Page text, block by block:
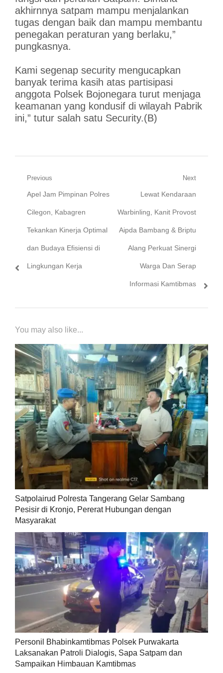
akhirnnya satpam mampu menjalankan
tugas dengan baik dan mampu membantu
penegakan peraturan yang berlaku,”
pungkasnya.
Kami segenap security mengucapkan
banyak terima kasih atas partisipasi
anggota Polsek Bojonegara turut menjaga
keamanan yang kondusif di wilayah Pabrik
ini,” tutur salah satu Security.(B)
Navigasi
pos
Previous
Previous
post:
Apel Jam Pimpinan Polres
Cilegon, Kabagren
Tekankan Kinerja Optimal
dan Budaya Efisiensi di
Lingkungan Kerja
Next
Next
post:
Lewat Kendaraan
Warbinling, Kanit Provost
Aipda Bambang & Briptu
Alang Perkuat Sinergi
Warga Dan Serap
Informasi Kamtibmas
You may also like...
Satpolairud Polresta Tangerang Gelar Sambang
Pesisir di Kronjo, Pererat Hubungan dengan
Masyarakat
Personil Bhabinkamtibmas Polsek Purwakarta
Laksanakan Patroli Dialogis, Sapa Satpam dan
Sampaikan Himbauan Kamtibmas